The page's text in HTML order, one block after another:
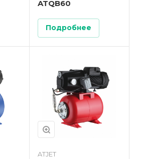
ATQB60
Подробнее
ATJET